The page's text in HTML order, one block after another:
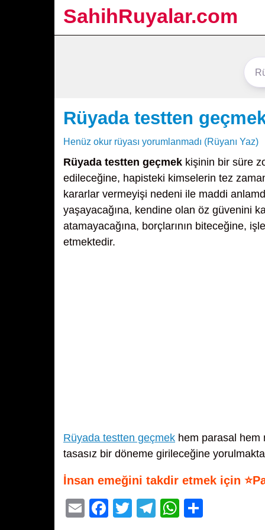
SahihRuyalar.com
Rüyada testten
Henüz okur rüyası yorumlanmadı (Rüyanı Yaz)
Rüyada testten geçmek kişinin bir süre
edileceğine, hapisteki kimselerin tez
kararlar vermeyişi nedeni ile maddi
yaşayacağına, kendine olan öz güvenini
atamayacağına, borçlarının biteceğine,
etmektedir.
Rüyada testten geçmek hem parasal hem
tasasız bir döneme girileceğine
İnsan emeğini takdir etmek için
E
F
T
T
W